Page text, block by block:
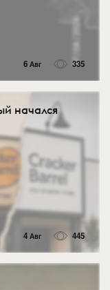
6 Авг 335
начался
4 Авг 445